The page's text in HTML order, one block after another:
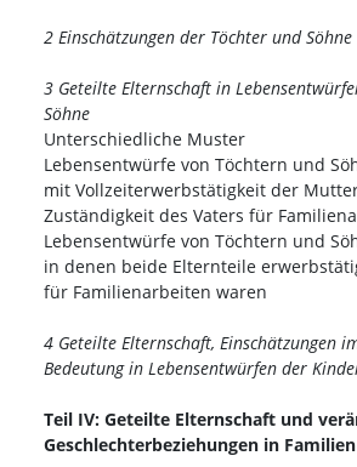
2 Einschätzungen der Töchter und Söhne
3 Geteilte Elternschaft in
Söhne
Unterschiedliche Muster
Lebensentwürfe von Töchtern und
mit Vollzeiterwerbstätigkeit der
Zuständigkeit des Vaters für
Lebensentwürfe von Töchtern und
in denen beide Elternteile
für Familienarbeiten waren
4 Geteilte Elternschaft, Einschätzungen
Bedeutung in Lebensentwürfen der
Teil IV: Geteilte Elternschaft und
Geschlechterbeziehungen in